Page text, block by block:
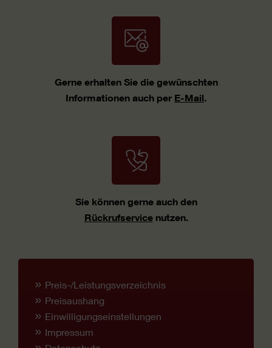
Gerne erhalten Sie die gewünschten
Informationen auch per E-Mail.
Sie können gerne auch den
Rückrufservicenutzen.
Preis-/Leistungsverzeichnis
Preisaushang
Einwilligungseinstellungen
Impressum